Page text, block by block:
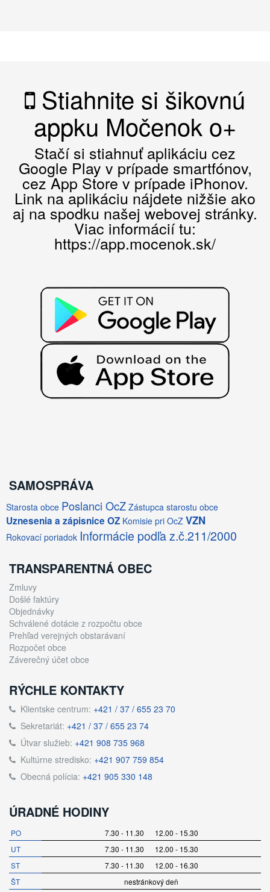
Stiahnite si šikovnú
appku Močenok o+
Stačí si stiahnuť aplikáciu cez
Google Play v prípade smartfónov,
cez App Store v prípade iPhonov.
Link na aplikáciu nájdete nižšie ako
aj na spodku našej webovej stránky.
Viac informácií tu:
https://app.mocenok.sk/
SAMOSPRÁVA
Starosta obce Poslanci OcZ Zástupca starostu obce
Uznesenia a zápisnice OZ Komisie pri OcZ VZN
Rokovací poriadok Informácie podľa z.č.211/2000
TRANSPARENTNÁ OBEC
Zmluvy
Došlé faktúry
Objednávky
Schválené dotácie z rozpočtu obce
Prehľad verejných obstarávaní
Rozpočet obce
Záverečný účet obce
RÝCHLE KONTAKTY
Klientske centrum: +421 / 37 / 655 23 70
Sekretariát: +421 / 37 / 655 23 74
Útvar služieb: +421 908 735 968
Kultúrne stredisko: +421 907 759 854
Obecná polícia: +421 905 330 148
ÚRADNÉ HODINY
PO
7.30 - 11.30 12.00 - 15.30
UT
7.30 - 11.30 12.00 - 15.30
ST
7.30 - 11.30 12.00 - 16.30
ŠT
nestránkový deň